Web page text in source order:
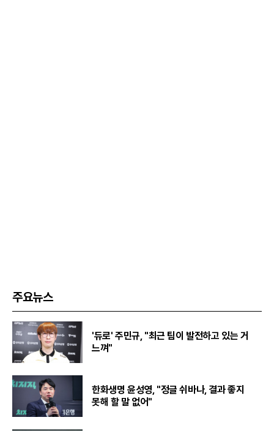
주요뉴스
'듀로' 주민규, "최근 팀이 발전하고 있는 거
느껴"
한화생명 윤성영, "정글 쉬바나, 결과 좋지
못해 할 말 없어"